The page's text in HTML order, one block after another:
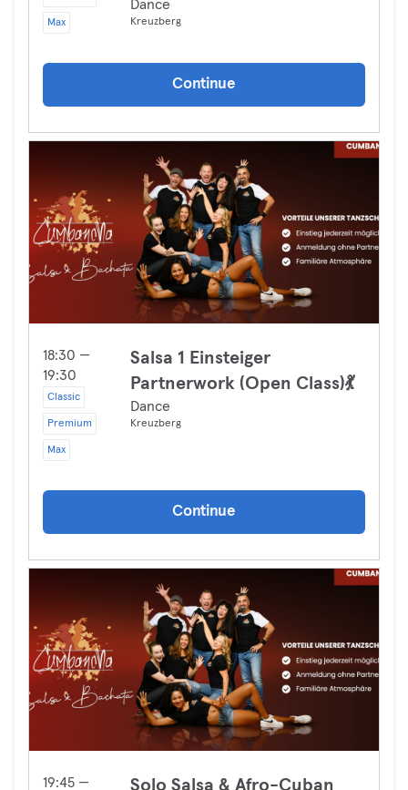
Max
Dance
Kreuzberg
Continue
18:30 —
19:30
Classic
Premium
Max
Salsa 1 Einsteiger
Partnerwork (Open Class)💃
Dance
Kreuzberg
Continue
19:45 —
Solo Salsa & Afro-Cuban